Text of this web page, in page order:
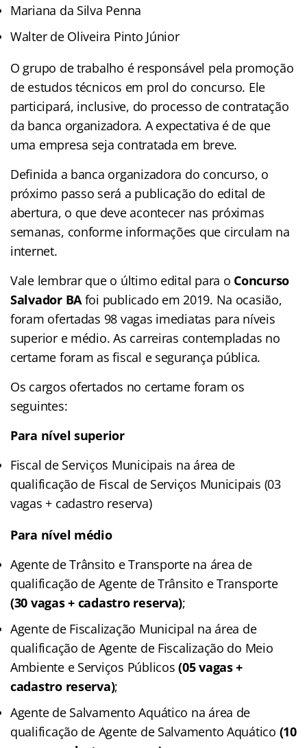
Mariana da Silva Penna
Walter de Oliveira Pinto Júnior
O grupo de trabalho é responsável pela promoção
de estudos técnicos em prol do concurso. Ele
participará, inclusive, do processo de contratação
da banca organizadora. A expectativa é de que
uma empresa seja contratada em breve.
Definida a banca organizadora do concurso, o
próximo passo será a publicação do edital de
abertura, o que deve acontecer nas próximas
semanas, conforme informações que circulam na
internet.
Vale lembrar que o último edital para o Concurso
Salvador BAfoi publicado em 2019. Na ocasião,
foram ofertadas 98 vagas imediatas para níveis
superior e médio. As carreiras contempladas no
certame foram as fiscal e segurança pública.
Os cargos ofertados no certame foram os
seguintes:
Para nível superior
Fiscal de Serviços Municipais na área de
qualificação de Fiscal de Serviços Municipais (03
vagas + cadastro reserva)
Para nível médio
Agente de Trânsito e Transporte na área de
qualificação de Agente de Trânsito e Transporte
(30 vagas + cadastro reserva);
Agente de Fiscalização Municipal na área de
qualificação de Agente de Fiscalização do Meio
Ambiente e Serviços Públicos(05 vagas +
cadastro reserva);
Agente de Salvamento Aquático na área de
qualificação de Agente de Salvamento Aquático (10